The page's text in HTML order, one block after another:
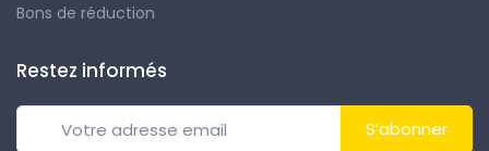
Bons de réduction
Restez informés
S’abonner